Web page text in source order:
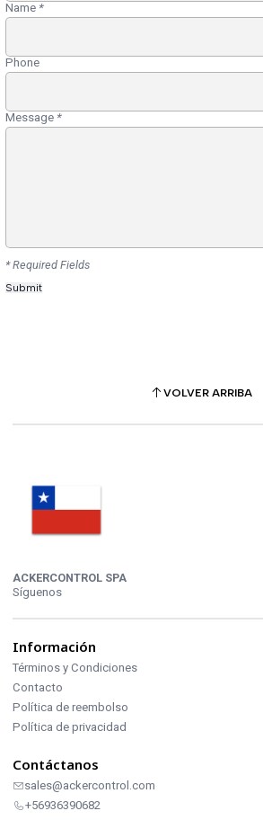
Name *
Phone
Message *
* Required Fields
VOLVER ARRIBA
ACKERCONTROL SPA
Síguenos
Información
Términos y Condiciones
Contacto
Política de reembolso
Política de privacidad
Contáctanos
sales@ackercontrol.com
+56936390682